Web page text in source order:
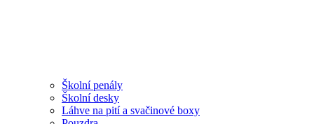
Školní penály
Školní desky
Láhve na pití a svačinové boxy